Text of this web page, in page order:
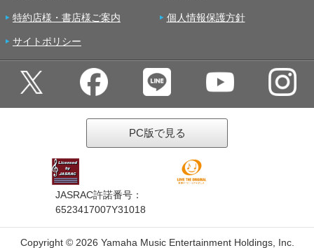
特約店様・書店様ご案内 個人情報保護方針
サイトポリシー
PC版で見る
JASRAC許諾番号：
6523417007Y31018
Copyright © 2026 Yamaha Music Entertainment Holdings, Inc.